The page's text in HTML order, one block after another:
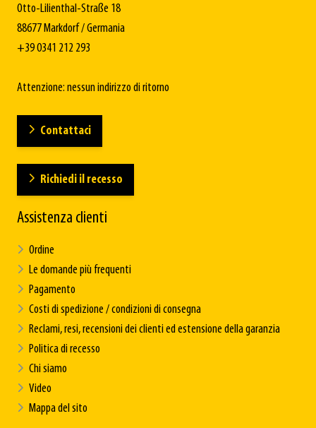
Otto-Lilienthal-Straße 18
88677 Markdorf / Germania
+39 0341 212 293
Attenzione: nessun indirizzo di ritorno
Contattaci
Richiedi il recesso
Assistenza clienti
Ordine
Le domande più frequenti
Pagamento
Costi di spedizione / condizioni di consegna
Reclami, resi, recensioni dei clienti ed estensione della garanzia
Politica di recesso
Chi siamo
Video
Mappa del sito